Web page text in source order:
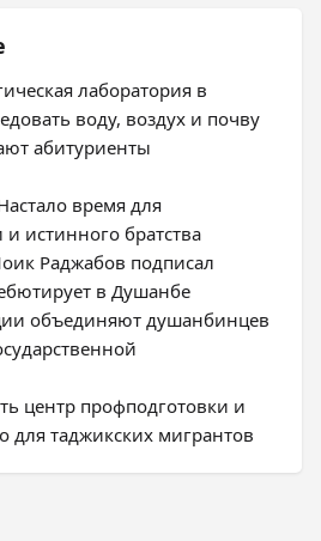
лаборатория в
воду, воздух и почву
абитуриенты
время для
и истинного братства
Раджабов подписал
в Душанбе
объединяют душанбинцев
центр профподготовки и
для таджикских мигрантов